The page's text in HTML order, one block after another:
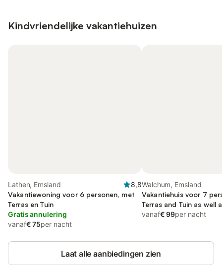
Kindvriendelijke vakantiehuizen
Lathen, Emsland
8,8
Vakantiewoning voor 6 personen, met
Terras en Tuin
Gratis annulering
vanaf€ 75per nacht
Walchum, Emsland
Vakantiehuis voor 7
Terras and Tuin as well
and Uitzicht op het
vanaf€ 99per nacht
Laat alle aanbiedingen zien